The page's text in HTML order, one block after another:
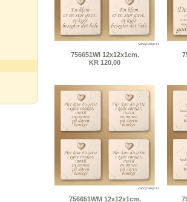
756651WI 12x12x1cm.
KR 120,00
756651WM 12x12x1cm.